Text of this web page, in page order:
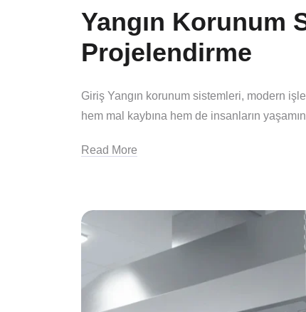
Yangın Korunum
Projelendirme
Giriş Yangın korunum sistemleri, modern
hem mal kaybına hem de insanların
Read More